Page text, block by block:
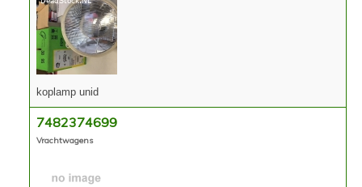
koplamp unid
7482374699
Vrachtwagens